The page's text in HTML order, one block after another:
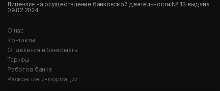
Лицензия на осуществление банковской деятельности № 13 выдана
09.02.2024
О нас
Контакты
Отделения и банкоматы
Тарифы
Работа в банке
Раскрытие информации